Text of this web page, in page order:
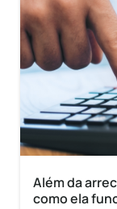
Além da
como ela